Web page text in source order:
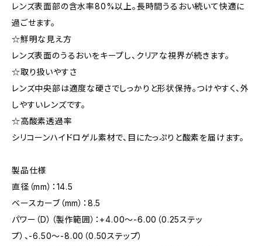
レンズ表面部の含水率80%以上。長時間うるおい続いて快適に
過ごせます。
☆鮮明な見え方
レンズ表面のうるおいをキープし、クリアな視界が続きます。
☆取り扱いやすさ
レンズ中央部は適度な硬さでしっかりと形状保持。つけやすく、外
しやすいレンズです。
☆高酸素透過率
シリコーンハイドロゲル素材で、目にたっぷりと酸素を届けます。
製品仕様
直径（mm）：14.5
ベースカーブ（mm）：8.5
パワー（D）（製作範囲）：+4.00〜-6.00（0.25ステッ
プ）、-6.50〜-8.00（0.50ステップ）